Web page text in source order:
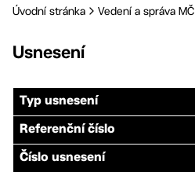
Úvodní stránka Vedení a správa MČ
Usnesení
Typ usnesení
Referenční číslo
Číslo usnesení